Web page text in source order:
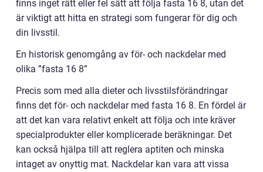
finns inget rätt eller fel sätt att följa fasta 16 8, utan det
är viktigt att hitta en strategi som fungerar för dig och
din livsstil.
En historisk genomgång av för- och nackdelar med
olika ”fasta 16 8”
Precis som med alla dieter och livsstilsförändringar
finns det för- och nackdelar med fasta 16 8. En fördel är
att det kan vara relativt enkelt att följa och inte kräver
specialprodukter eller komplicerade beräkningar. Det
kan också hjälpa till att reglera aptiten och minska
intaget av onyttig mat. Nackdelar kan vara att vissa